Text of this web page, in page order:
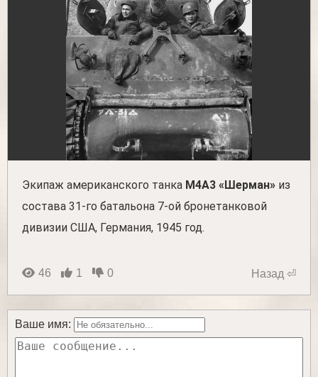
Экипаж американского танка М4А3 «Шерман» из
состава 31-го батальона 7-ой бронетанковой
дивизии США, Германия, 1945 год.
46 1 0 Назад ⏎
Ваше имя: